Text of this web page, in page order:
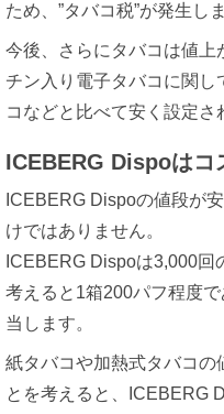
ため、”タバコ税”が発生し
今後、さらにタバコは値上
チン入り電子タバコに関
コなどと比べて安く設定さ
ICEBERG Dispoはコ
ICEBERG Dispoの値段が
けではありません。
ICEBERG Dispoは3,000
考えると1箱200パフ程度
当します。
紙タバコや加熱式タバコの
とを考えると、ICEBERG